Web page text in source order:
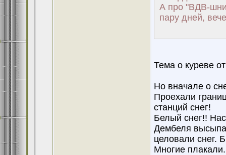
А про "ВДВ-
пару дней,
Тема о куреве
Но вначале о
Проехали
станций снег!
Белый снег!!
Дембеля
целовали снег.
Многие плакали.